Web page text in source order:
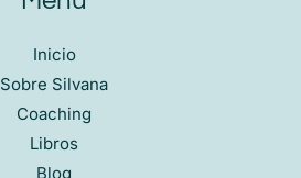
Inicio
Sobre Silvana
Coaching
Libros
Blog